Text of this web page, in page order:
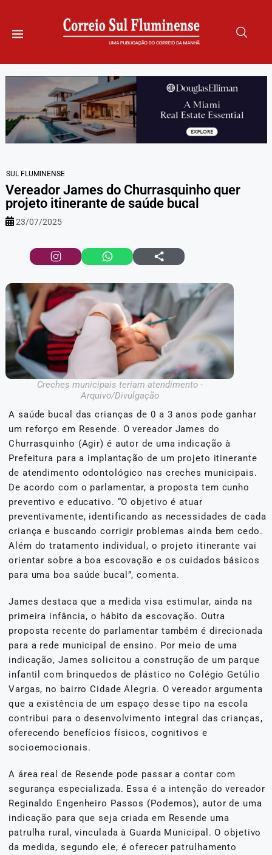
SUL FLUMINENSE
Vereador James do Churrasquinho quer
projeto itinerante de saúde bucal
23/07/2025
Creches municipais teriam atendimento -
Arquivo/Divulgação
A saúde bucal das crianças de 0 a 3 anos pode ganhar
um reforço em Resende. O vereador James do
Churrasquinho (Agir) é autor de uma indicação à
Prefeitura para a implantação de um projeto itinerante
de atendimento odontológico nas creches municipais.
De acordo com o parlamentar, a proposta tem cunho
preventivo e educativo. “O objetivo é atuar
preventivamente, identificando as necessidades de cada
criança e buscando corrigir problemas ainda bem cedo.
Além do tratamento individual, o projeto itinerante vai
orientar sobre a boa escovação e os cuidados básicos
para uma boa saúde bucal”, comenta.
James destaca que a medida visa estimular, ainda na
primeira infância, o hábito da escovação. Outra
proposta recente do parlamentar também é direcionada
para a rede municipal de ensino. Por meio de uma
indicação, James solicitou a construção de um parque
infantil com brinquedos de plástico no Colégio Getúlio
Vargas, no bairro Cidade Alegria. O vereador argumenta
que a existência de um espaço desse tipo na escola
contribui para o desenvolvimento integral das crianças,
oferecendo benefícios físicos, cognitivos e
socioemocionais.
A área real de Resende pode passar a contar com
segurança especializada. Essa é a intenção do vereador
Reginaldo Engenheiro Passos (Podemos), autor de uma
indicação para que seja criada em Resende uma
patrulha rural, vinculada à Guarda Municipal. O objetivo
da medida, segundo ele, é oferecer patrulhamento